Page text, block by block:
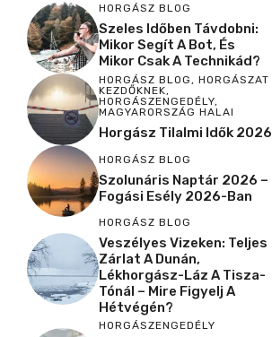
HORGÁSZ BLOG
Szeles Időben Távdobni:
Mikor Segít A Bot, És
Mikor Csak A Technikád?
HORGÁSZ BLOG , HORGÁSZAT
KEZDŐKNEK,
HORGÁSZENGEDÉLY,
MAGYARORSZÁG HALAI
Horgász Tilalmi Idők 2026
HORGÁSZ BLOG
Szolunáris Naptár 2026 –
Fogási Esély 2026-Ban
HORGÁSZ BLOG
Veszélyes Vizeken: Teljes
Zárlat A Dunán,
Lékhorgász-Láz A Tisza-
Tónál – Mire Figyelj A
Hétvégén?
HORGÁSZENGEDÉLY